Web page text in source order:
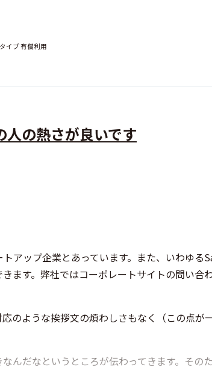
イプ 有償利用
人の熱さが良いです
アップ企業とあっています。また、いわゆる
ます。弊社ではコーポレートサイトの問い合
のような挨拶文の煩わしさもなく（この点が
んだなというところが伝わってきます。その